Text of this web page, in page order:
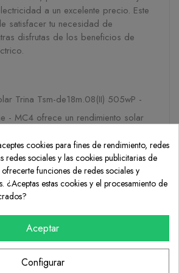
a un excelente precio. Este
satisfacer tu necesidad de
disfrutas de los beneficios de
Trina Tsm-de18m.08(II) 505wP -
- MC4 ofrece un rendimiento solar
marco en negro resistente al viento
lo que le permite resistir
climáticas extremas con una larga
un enchufe MC4, lo que facilita su
solares están hechos de materia
cookies para fines de rendimiento, redes
redes sociales y las cookies publicitarias de
funciones de redes sociales y
¿Aceptas estas cookies y el procesamiento de
Aceptar
Configurar